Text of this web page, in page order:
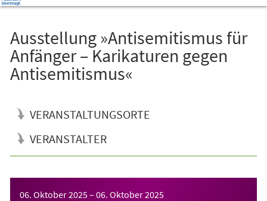
Ausstellung »Antisemitismus für
Anfänger – Karikaturen gegen
Antisemitismus«
VERANSTALTUNGSORTE
VERANSTALTER
06. Oktober 2025– 06. Oktober 2025